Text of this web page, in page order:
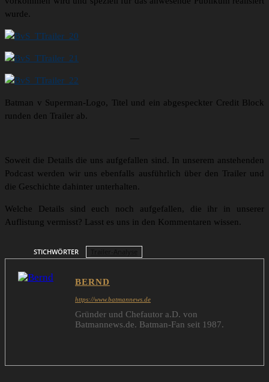
wurde.
Batman v Superman-Logo, Titel und ein abgespeckter Credit Block
runden den Trailer ab.
—
Soweit die Details die uns aufgefallen sind. In unserem anstehenden
Podcast werden wir uns ebenfalls ausführlich über den Trailer und
die Geschichte dahinter unterhalten.
Welche Details sind euch noch aufgefallen, die ihr in unserer
Auflistung vermisst? Lasst es uns in den Kommentaren wissen.
STICHWÖRTER
BERND
https://www.batmannews.de
Gründer und Chefautor a.D. von
Batmannews.de. Batman-Fan seit 1987.